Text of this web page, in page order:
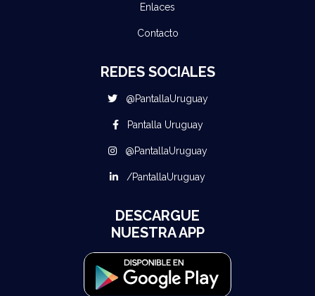
Enlaces
Contacto
REDES SOCIALES
@PantallaUruguay
Pantalla Uruguay
@PantallaUruguay
/PantallaUruguay
DESCARGUE
NUESTRA APP